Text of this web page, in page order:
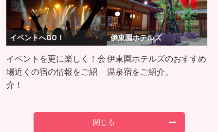
イベントへGO！
イベントを更に楽しく！会
場近くの宿の情報をご紹
介！
伊東園ホテルズ
伊東園ホテルズのおすすめ
温泉宿をご紹介。
閉じる